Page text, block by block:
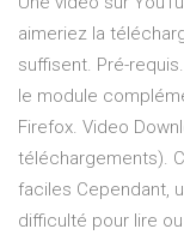
aimeriez la
suffisent. Pré-
le module
Firefox. Video
téléchargements).
faciles Cependant,
difficulté pour lire